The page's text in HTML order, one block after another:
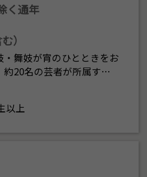
く通年
）
舞妓が宵のひとときをお
約20名の芸者が所属す…
以上